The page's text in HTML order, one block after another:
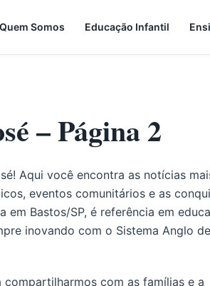
Quem Somos Educação Infantil
– Página 2
Aqui você encontra as notícias
eventos comunitários e as
em Bastos/SP, é referência em
inovando com o Sistema Anglo de
com as famílias e a